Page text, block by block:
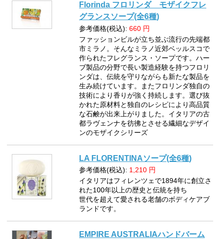
Florinda フロリンダ モザイクフレ
グランスソープ(全6種)
参考価格(税込): 660 円
ファッションビルが立ち並ぶ流行の先端都
市ミラノ。そんなミラノ近郊ベッルスコで
作られたフレグランス・ソープです。ハー
ブ製品の分野で長い製造経験を持つフロリ
ンダは、伝統を守りながらも新たな製品を
生み続けています。またフロリンダ独自の
技術により香りが強く持続します。選び抜
かれた原材料と独自のレシピにより高品質
な石鹸が出来上がりました。イタリアの古
都ラヴェンナを彷彿とさせる繊細なデザイ
ンのモザイクシリーズ
LA FLORENTINAソープ(全6種)
参考価格(税込): 1,210 円
イタリアはフィレンツェで1894年に創立さ
れた100年以上の歴史と伝統を持ち
世代を超えて愛される老舗のボディケアブ
ランドです。
EMPIRE AUSTRALIAハンドバーム